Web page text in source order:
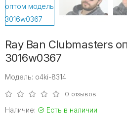
Ray Ban Clubmasters
3016w0367
Модель: o4ki-8314
0 отзывов
Наличие: Есть в наличии